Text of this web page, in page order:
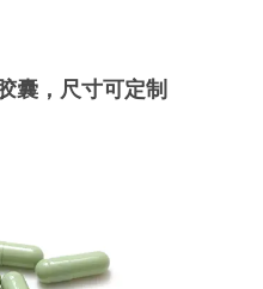
囊，尺寸可定制